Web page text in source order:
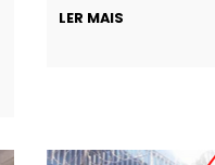
LER MAIS